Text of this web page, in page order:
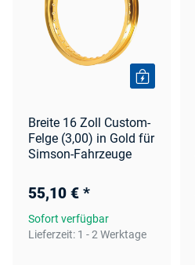
Breite 16 Zoll Custom-
Felge (3,00) in Gold für
Simson-Fahrzeuge
55,10 € *
Sofort verfügbar
Lieferzeit: 1 - 2 Werktage